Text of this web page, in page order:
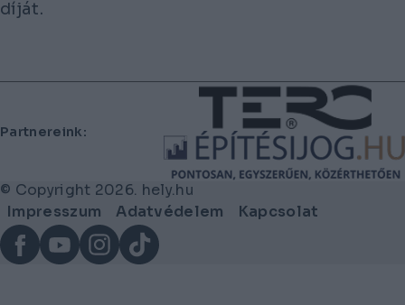
díját.
Lábléc
Partnereink:
© Copyright 2026. hely.hu
Lábléc
menü
Impresszum Adatvédelem
Kapcsolat
FacebookYouTubeInstagram